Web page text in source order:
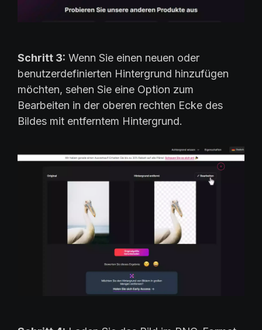
Schritt 3: Wenn Sie einen neuen oder
benutzerdefinierten Hintergrund hinzufügen
möchten, sehen Sie eine Option zum
Bearbeiten in der oberen rechten Ecke des
Bildes mit entferntem Hintergrund.